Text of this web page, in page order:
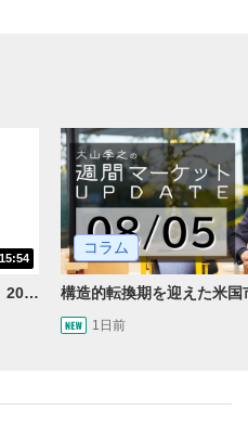
ると、動画を再生または
15:54
【ハイテク企業決算ハイライト】2027年分のメモリに売切れ報道!?＜米国マーケットダイジェスト8/5号＞
コラム
1日前